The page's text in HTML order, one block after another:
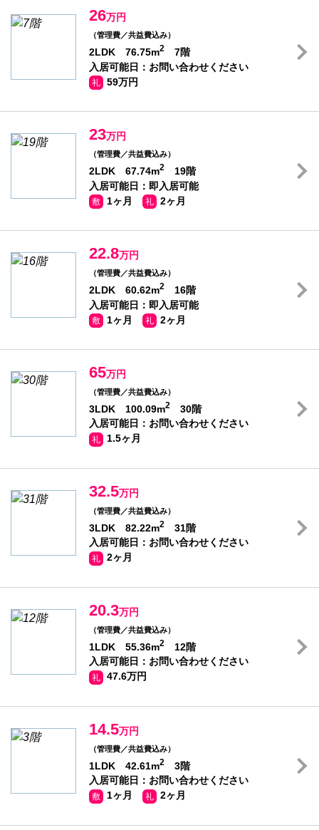
26万円
（管理費／共益費込み）
2LDK 76.75m2
7階
入居可能日：お問い合わせください
礼 59万円
23万円
（管理費／共益費込み）
2LDK 67.74m2
19階
入居可能日：即入居可能
敷 1ヶ月 礼 2ヶ月
22.8万円
（管理費／共益費込み）
2LDK 60.62m2
16階
入居可能日：即入居可能
敷 1ヶ月 礼 2ヶ月
65万円
（管理費／共益費込み）
3LDK 100.09m2
30階
入居可能日：お問い合わせください
礼 1.5ヶ月
32.5万円
（管理費／共益費込み）
3LDK 82.22m2
31階
入居可能日：お問い合わせください
礼 2ヶ月
20.3万円
（管理費／共益費込み）
1LDK 55.36m2
12階
入居可能日：お問い合わせください
礼 47.6万円
14.5万円
（管理費／共益費込み）
1LDK 42.61m2
3階
入居可能日：お問い合わせください
敷 1ヶ月 礼 2ヶ月